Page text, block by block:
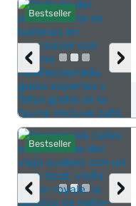
Bestseller
›
‹
Bestseller
›
‹